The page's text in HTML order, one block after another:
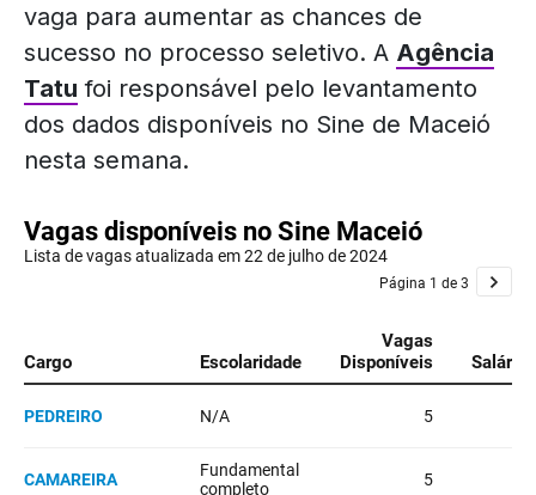
vaga para aumentar as chances de
sucesso no processo seletivo. A Agência
Tatu foi responsável pelo levantamento
dos dados disponíveis no Sine de Maceió
nesta semana.